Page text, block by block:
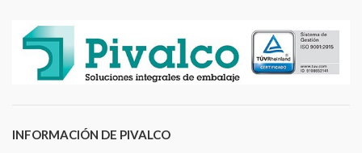
INFORMACIÓN DE PIVALCO